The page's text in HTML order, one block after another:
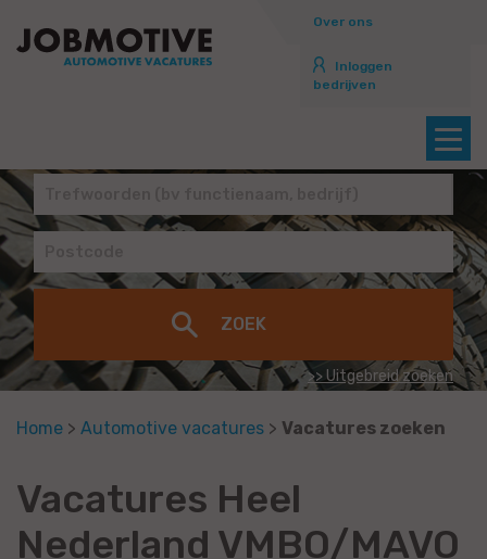
Over ons
Inloggen
bedrijven
>> Uitgebreid zoeken
Home > Automotive vacatures > Vacatures zoeken
Vacatures Heel
Nederland VMBO/MAVO